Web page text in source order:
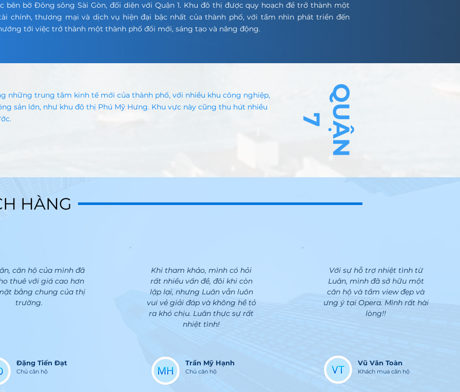
bên bờ Đông sông Sài Gòn, đối diện với Quận 1. Khu đô thị được quy hoạch để trở thành một
chính, thương mại và dịch vụ hiện đại bậc nhất của thành phố, với tầm nhìn phát triển đến
tới việc trở thành một thành phố đổi mới, sáng tạo và năng động.
những trung tâm kinh tế mới của thành phố, với nhiều khu công nghiệp,
sản lớn, như khu đô thị Phú Mỹ Hưng. Khu vực này cũng thu hút nhiều
Q
U
Ậ
N
7
HÀNG
HÀNG
căn hộ của mình đã
thuê với giá cao hơn
bằng chung của thị
trường.
Đặng Tiến Đạt
Chủ căn hộ
Khi tham khảo, mình có hỏi
rất nhiều vấn đề, đôi khi còn
lặp lại, nhưng Luân vẫn luôn
vui vẻ giải đáp và không hề tỏ
ra khó chịu. Luân thực sự rất
nhiệt tình!
Trần Mỹ Hạnh
Chủ căn hộ
Với sự hỗ trợ nhiệt tình từ
Luân, mình đã sở hữu một
căn hộ và tầm view đẹp và
ưng ý tại Opera. Mình rất hài
lòng!!
Vũ Văn Toàn
Khách mua căn hộ